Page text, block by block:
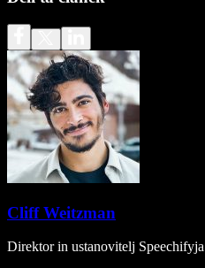
Cliff Weitzman
Direktor in ustanovitelj Speechifyja